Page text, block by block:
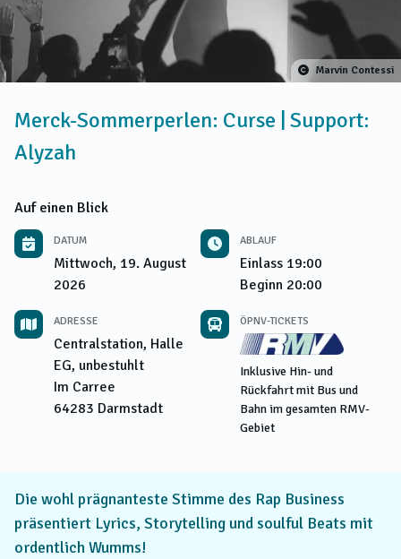
Marvin Contessi
Merck-Sommerperlen: Curse | Support:
Alyzah
Auf einen Blick
DATUM
Mittwoch, 19. August
2026
ABLAUF
Einlass 19:00
Beginn 20:00
ADRESSE
Centralstation, Halle
EG, unbestuhlt
Im Carree
64283 Darmstadt
ÖPNV-TICKETS
Inklusive Hin- und
Rückfahrt mit Bus und
Bahn im gesamten RMV-
Gebiet
Die wohl prägnanteste Stimme des Rap Business
präsentiert Lyrics, Storytelling und soulful Beats mit
ordentlich Wumms!